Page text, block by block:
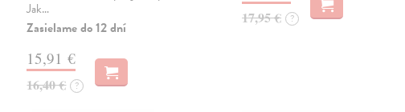
Jak…
Zasielame do 12 dní
15,91 €
16,40 € ?
17,95 € ?